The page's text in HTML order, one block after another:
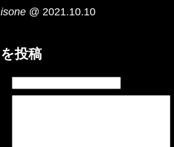
@ 2021.10.10
投稿